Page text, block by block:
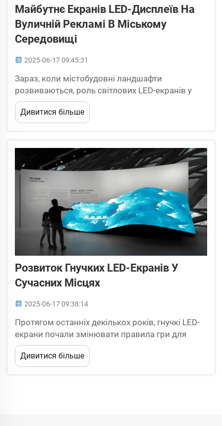
Майбутнє Екранів LED-Дисплеїв На
Вуличній Рекламі В Міському
Середовищі
2025-06-17 09:45:31
Зараз, коли містобудовні ландшафти
розвиваються, роль світлових LED-екранів у
рекламі стає все значнішою. Ці динамічні,
захопливі екрани не тільки привертають увагу,
але й взаємодіють з аудиторією так, як це
Дивитися більше
Розвиток Гнучких LED-Екранів У
Сучасних Місцях
2025-06-17 09:38:14
Протягом останніх декількох років, гнучкі LED-
екрани почали змінювати правила гри для
місць проведення подій та саміх заходів, що в
них відбуваються. Незалежно від того, чи це
живий концерт, виставка або корпоративна
Дивитися більше